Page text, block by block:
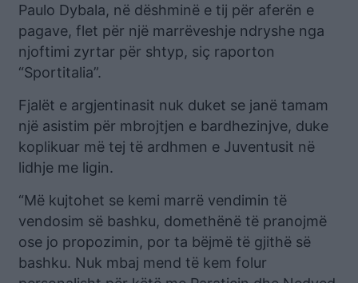
Paulo Dybala, në dëshminë e tij për aferën e
pagave, flet për një marrëveshje ndryshe nga
njoftimi zyrtar për shtyp, siç raporton
“Sportitalia”.
Fjalët e argjentinasit nuk duket se janë tamam
një asistim për mbrojtjen e bardhezinjve, duke
koplikuar më tej të ardhmen e Juventusit në
lidhje me ligin.
“Më kujtohet se kemi marrë vendimin të
vendosim së bashku, domethënë të pranojmë
ose jo propozimin, por ta bëjmë të gjithë së
bashku. Nuk mbaj mend të kem folur